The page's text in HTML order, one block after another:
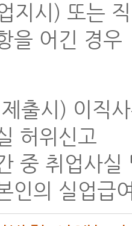
지시) 또는
을 어긴 경우
출시) 이직
허위신고
중 취업사실
인의 실업급